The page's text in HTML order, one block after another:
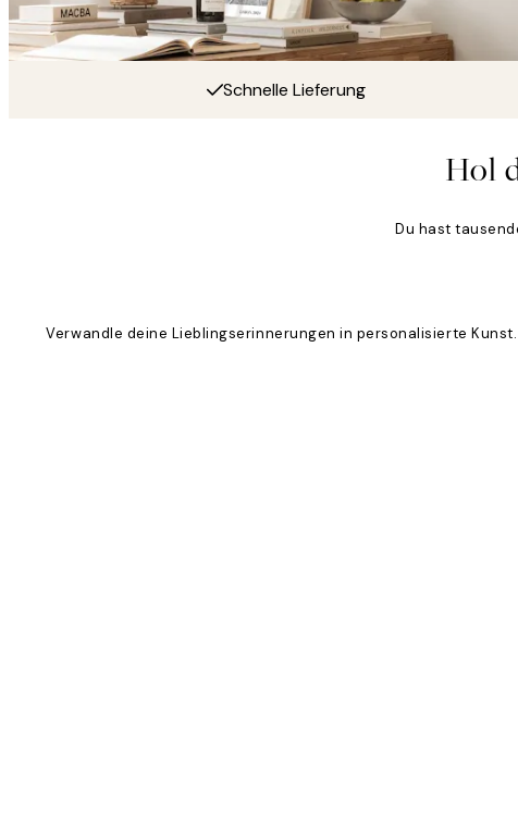
Schnelle Lieferung
Hol
Du hast
Verwandle deine Lieblingserinnerungen in personalisierte